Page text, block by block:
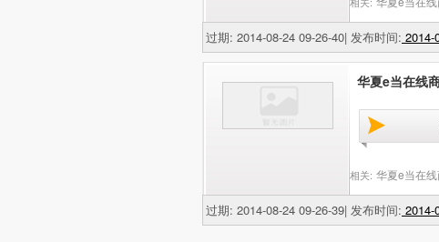
过期: 2014-08-24 09-26-40| 发布时间: 2014-
华夏e当在线
相关: 华夏e当在
过期: 2014-08-24 09-26-39| 发布时间: 2014-